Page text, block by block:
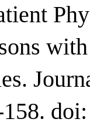
doi: